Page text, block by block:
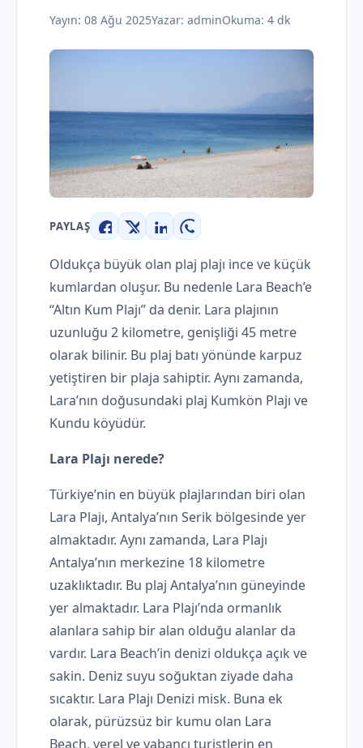
Yayın: 08 Ağu 2025Yazar: adminOkuma: 4 dk
PAYLAŞ
Facebook
X LinkedInWhatsApp
Oldukça büyük olan plaj plajı ince ve küçük
kumlardan oluşur. Bu nedenle Lara Beach’e
“Altın Kum Plajı” da denir. Lara plajının
uzunluğu 2 kilometre, genişliği 45 metre
olarak bilinir. Bu plaj batı yönünde karpuz
yetiştiren bir plaja sahiptir. Aynı zamanda,
Lara’nın doğusundaki plaj Kumkön Plajı ve
Kundu köyüdür.
Lara Plajı nerede?
Türkiye’nin en büyük plajlarından biri olan
Lara Plajı, Antalya’nın Serik bölgesinde yer
almaktadır. Aynı zamanda, Lara Plajı
Antalya’nın merkezine 18 kilometre
uzaklıktadır. Bu plaj Antalya’nın güneyinde
yer almaktadır. Lara Plajı’nda ormanlık
alanlara sahip bir alan olduğu alanlar da
vardır. Lara Beach’in denizi oldukça açık ve
sakin. Deniz suyu soğuktan ziyade daha
sıcaktır. Lara Plajı Denizi misk. Buna ek
olarak, pürüzsüz bir kumu olan Lara
Beach, yerel ve yabancı turistlerin en